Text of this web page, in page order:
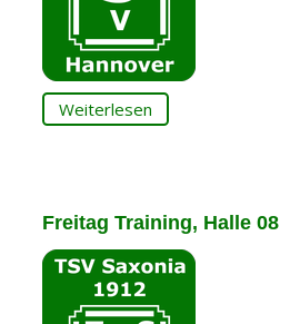
Weiterlesen
Freitag Training, Halle 08